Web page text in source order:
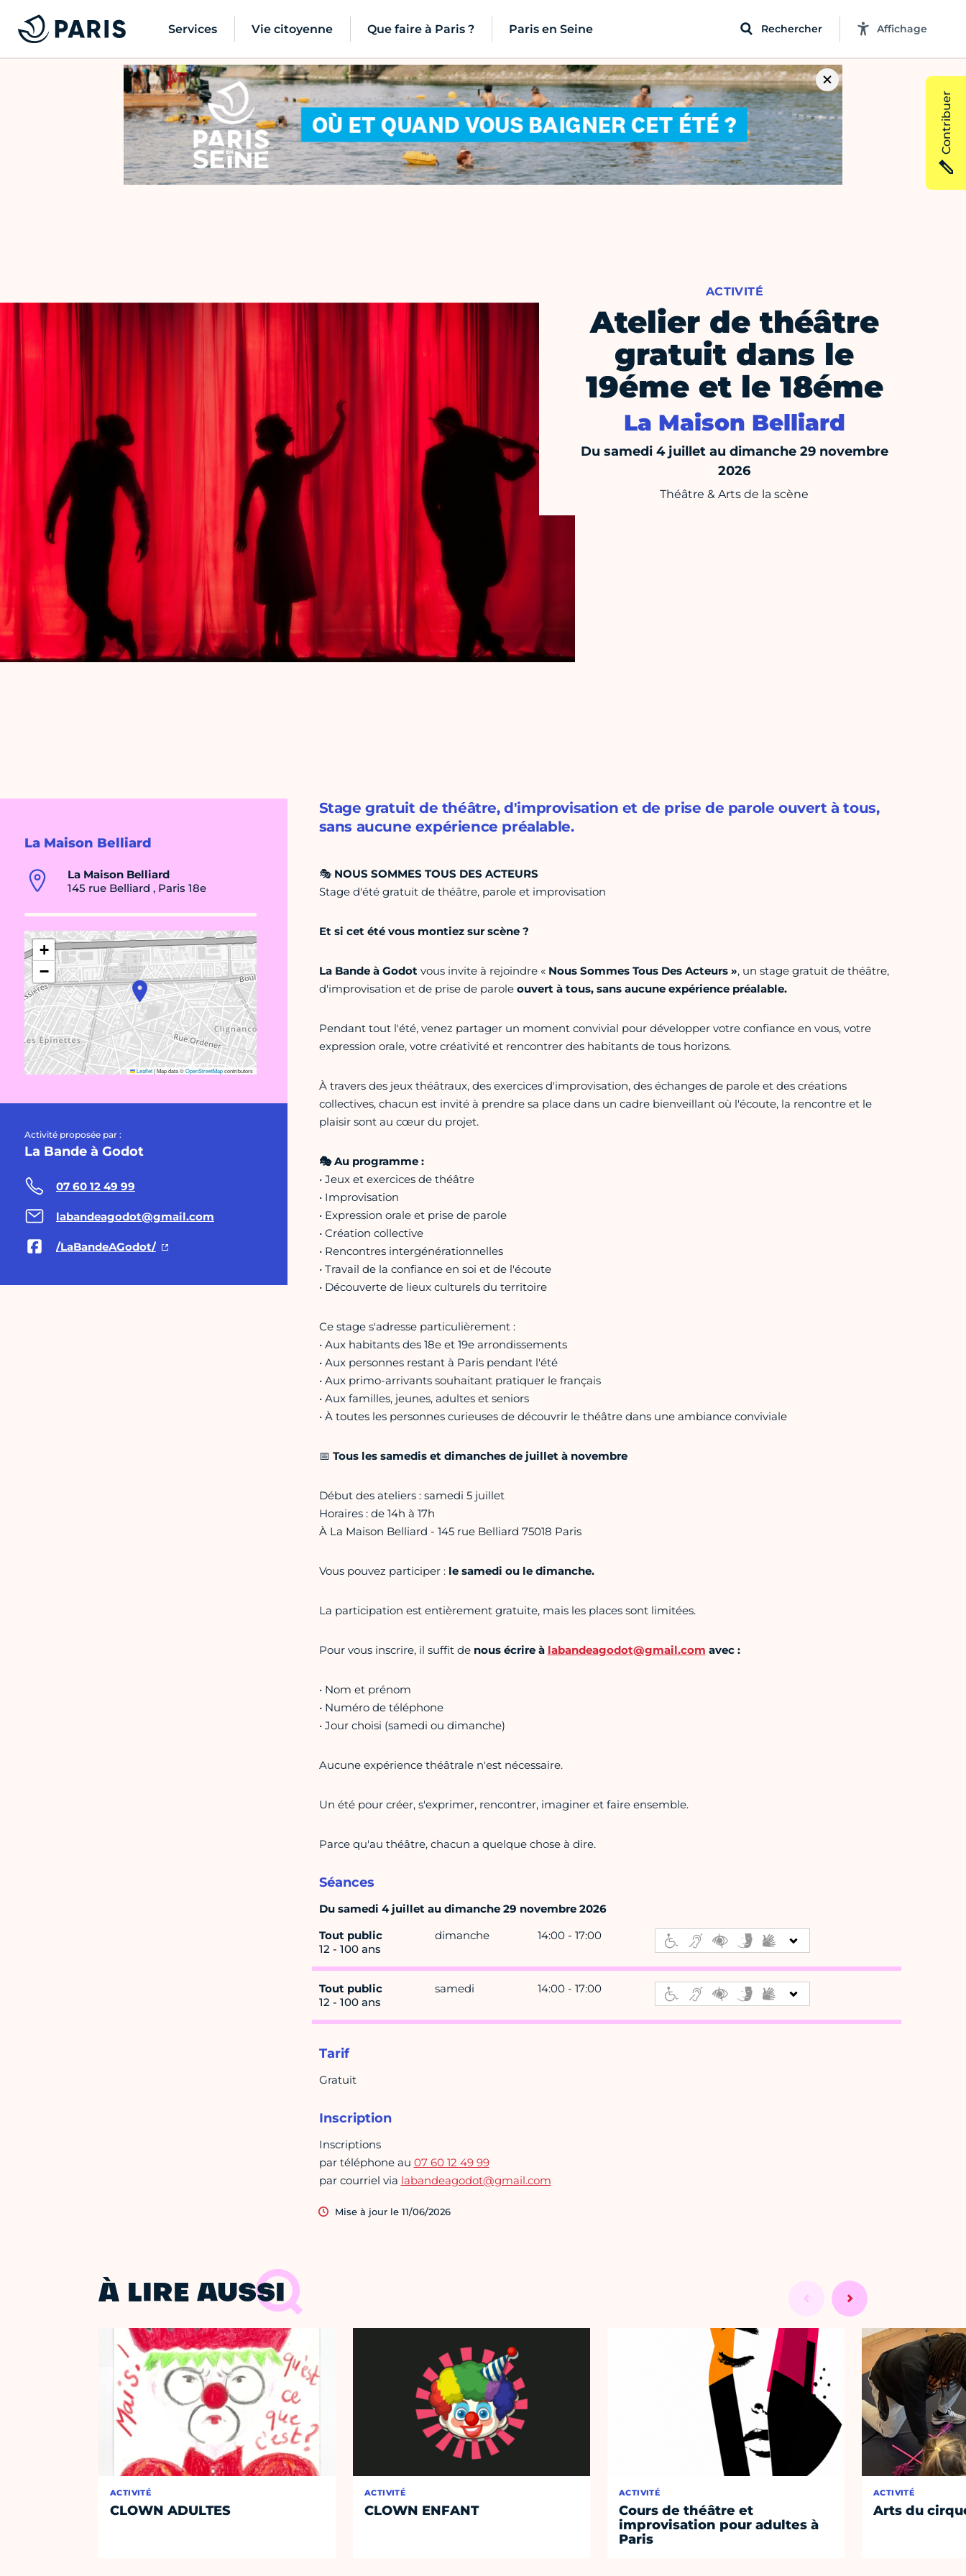
Services Vie citoyenne Que faire à Paris ? Paris en Seine Rechercher Affichage
ACTIVITÉ
Atelier de théâtre
gratuit dans le
19éme et le 18éme
La Maison Belliard
Du samedi 4 juillet au dimanche 29 novembre
2026
Théâtre & Arts de la scène
La Maison Belliard
La Maison Belliard
145 rue Belliard , Paris 18e
+
−
Leaflet|Map data ©OpenStreetMapcontributors
Activité proposée par :
La Bande à Godot
07 60 12 49 99
labandeagodot@gmail.com
/LaBandeAGodot/
Stage gratuit de théâtre, d'improvisation et de prise de parole ouvert à tous,
sans aucune expérience préalable.
🎭NOUS SOMMES TOUS DES ACTEURS
Stage d'été gratuit de théâtre, parole et improvisation
Et si cet été vous montiez sur scène ?
La Bande à Godotvous invite à rejoindre « Nous Sommes Tous Des Acteurs », un stage gratuit de théâtre,
d'improvisation et de prise de paroleouvert à tous, sans aucune expérience préalable.
Pendant tout l'été, venez partager un moment convivial pour développer votre confiance en vous, votre
expression orale, votre créativité et rencontrer des habitants de tous horizons.
À travers des jeux théâtraux, des exercices d'improvisation, des échanges de parole et des créations
collectives, chacun est invité à prendre sa place dans un cadre bienveillant où l'écoute, la rencontre et le
plaisir sont au cœur du projet.
🎭 Au programme :
• Jeux et exercices de théâtre
• Improvisation
• Expression orale et prise de parole
• Création collective
• Rencontres intergénérationnelles
• Travail de la confiance en soi et de l'écoute
• Découverte de lieux culturels du territoire
Ce stage s'adresse particulièrement :
• Aux habitants des 18e et 19e arrondissements
• Aux personnes restant à Paris pendant l'été
• Aux primo-arrivants souhaitant pratiquer le français
• Aux familles, jeunes, adultes et seniors
• À toutes les personnes curieuses de découvrir le théâtre dans une ambiance conviviale
📅 Tous les samedis et dimanches de juillet à novembre
Début des ateliers : samedi 5 juillet
Horaires : de 14h à 17h
À La Maison Belliard - 145 rue Belliard 75018 Paris
Vous pouvez participer : le samedi ou le dimanche.
La participation est entièrement gratuite, mais les places sont limitées.
Pour vous inscrire, il suffit de nous écrire à labandeagodot@gmail.com avec :
• Nom et prénom
• Numéro de téléphone
• Jour choisi (samedi ou dimanche)
Aucune expérience théâtrale n'est nécessaire.
Un été pour créer, s'exprimer, rencontrer, imaginer et faire ensemble.
Parce qu'au théâtre, chacun a quelque chose à dire.
Séances
Du samedi 4 juillet au dimanche 29 novembre 2026
Tout public
12 - 100 ans
dimanche 14:00 - 17:00
Tout public
12 - 100 ans
samedi 14:00 - 17:00
Tarif
Gratuit
Inscription
Inscriptions
par téléphone au 07 60 12 49 99
par courriel via labandeagodot@gmail.com
Mise à jour le 11/06/2026
À LIRE AUSSI
ACTIVITÉ
CLOWN ADULTES
ACTIVITÉ
CLOWN ENFANT
ACTIVITÉ
Cours de théâtre et
improvisation pour adultes à
Paris
ACTIVITÉ
Arts du
Contribuer